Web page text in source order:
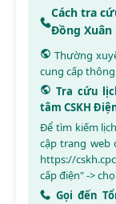
Cách tra
Đồng
Thường
cung cấp
Tra cứu
tâm CSKH
Để tìm kiếm
cập trang web
https://
cấp điện" ->
Gọi đến